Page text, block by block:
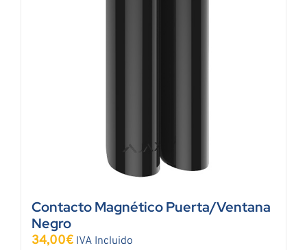
Contacto Magnético Puerta/Ventana
Negro
34,00€ IVA Incluido